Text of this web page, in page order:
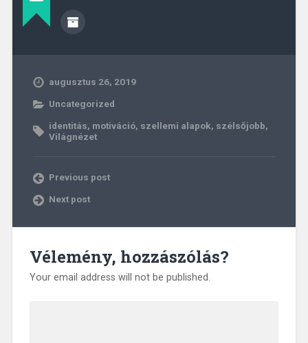
augusztus 26, 2019
Uncategorized
identitás, motiváció, szellemi alapok, szélsőjobb,
Világnézet
Previous post
Next post
Vélemény, hozzászólás?
Your email address will not be published.